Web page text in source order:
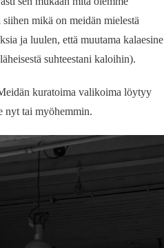
mikä on meidän mielestä
ja luulen, että muutama kalaesine
suhteestani kaloihin).
kuratoima valikoima löytyy
nyt tai myöhemmin.